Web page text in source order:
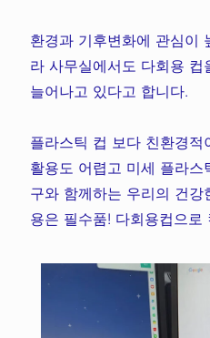
환경과 기후변화에 관심이
라 사무실에서도 다회용 컵
늘어나고 있다고 합니다.
플라스틱 컵 보다 친환경
활용도 어렵고 미세 플라스
구와 함께하는 우리의 건
용은 필수품! 다회용컵으로